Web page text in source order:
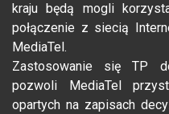
kraju będą mogli
połączenie z siecią
MediaTel.
Zastosowanie się TP
pozwoli MediaTel
opartych na zapisach